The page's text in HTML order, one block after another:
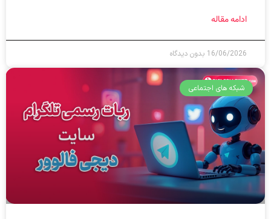
ادامه مقاله
16/06/2026 بدون دیدگاه
شبکه های اجتماعی